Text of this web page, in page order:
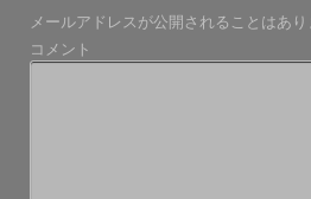
ゲ
ー
メールアドレスが公開されることはあり
コメント